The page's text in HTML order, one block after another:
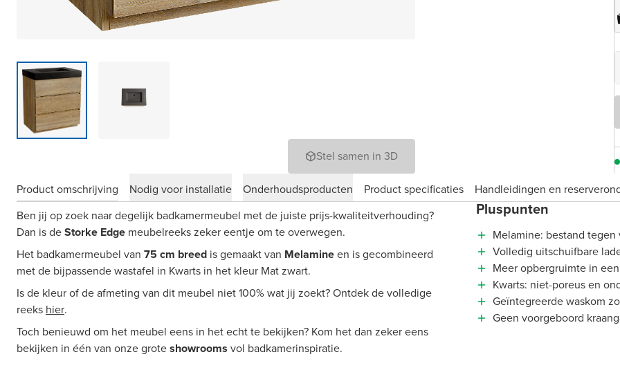
Stel samen in 3D
Product omschrijving Nodig voor installatie Onderhoudsproducten Product specificaties
Handleidingen en
Ben jij op zoek naar degelijk badkamermeubel met de juiste prijs-kwaliteitverhouding?
Dan is deStorke Edge meubelreeks zeker eentje om te overwegen.
Het badkamermeubel van 75 cm breed is gemaakt van Melamineen is gecombineerd
met de bijpassende wastafel in Kwarts in het kleur Mat zwart.
Is de kleur of de afmeting van dit meubel niet 100% wat jij zoekt? Ontdek de volledige
reeks hier.
Toch benieuwd om het meubel eens in het echt te bekijken? Kom het dan zeker eens
bekijken in één van onze groteshowrooms vol badkamerinspiratie.
Pluspunten
Melamine: bestand
Volledig uitschuifbare
Meer opbergruimte in
Kwarts: niet-poreus en
Geïntegreerde waskom
Geen voorgeboord